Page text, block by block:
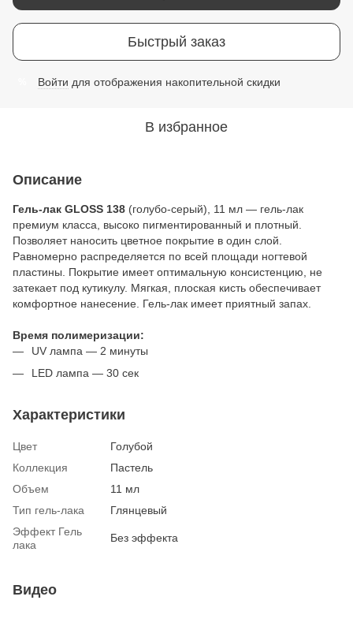
Быстрый заказ
Войти для отображения накопительной скидки
В избранное
Описание
Гель-лак GLOSS 138 (голубо-серый), 11 мл — гель-лак
премиум класса, высоко пигментированный и плотный.
Позволяет наносить цветное покрытие в один слой.
Равномерно распределяется по всей площади ногтевой
пластины. Покрытие имеет оптимальную консистенцию, не
затекает под кутикулу. Мягкая, плоская кисть обеспечивает
комфортное нанесение. Гель-лак имеет приятный запах.
Время полимеризации:
UV лампа — 2 минуты
LED лампа — 30 сек
Характеристики
Цвет
Голубой
Коллекция
Пастель
Объем
11 мл
Тип гель-лака
Глянцевый
Эффект Гель
лака
Без эффекта
Видео